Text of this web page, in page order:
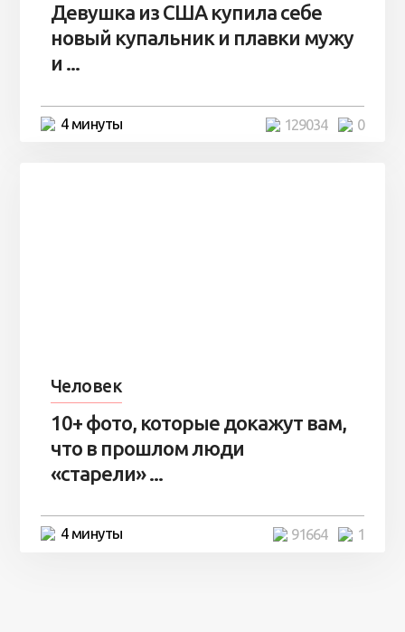
Девушка из США купила себе
новый купальник и плавки мужу
и ...
4 минуты 0
129034
Человек
10+ фото, которые докажут вам,
что в прошлом люди
«старели» ...
4 минуты 1
91664